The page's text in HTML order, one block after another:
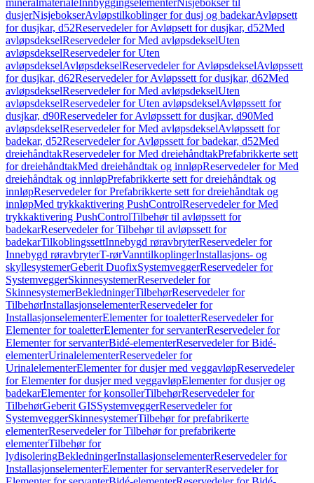
mineralmaterialeInnbyggingselementerNisjebokser til
dusjerNisjebokserAvløpstilkoblinger for dusj og badekarAvløpsett
for dusjkar, d52Reservedeler for Avløpsett for dusjkar, d52Med
avløpsdekselReservedeler for Med avløpsdekselUten
avløpsdekselReservedeler for Uten
avløpsdekselAvløpsdekselReservedeler for AvløpsdekselAvløpssett
for dusjkar, d62Reservedeler for Avløpssett for dusjkar, d62Med
avløpsdekselReservedeler for Med avløpsdekselUten
avløpsdekselReservedeler for Uten avløpsdekselAvløpssett for
dusjkar, d90Reservedeler for Avløpssett for dusjkar, d90Med
avløpsdekselReservedeler for Med avløpsdekselAvløpssett for
badekar, d52Reservedeler for Avløpssett for badekar, d52Med
dreiehåndtakReservedeler for Med dreiehåndtakPrefabrikkerte sett
for dreiehåndtakMed dreiehåndtak og innløpReservedeler for Med
dreiehåndtak og innløpPrefabrikkerte sett for dreiehåndtak og
innløpReservedeler for Prefabrikkerte sett for dreiehåndtak og
innløpMed trykkaktivering PushControlReservedeler for Med
trykkaktivering PushControlTilbehør til avløpssett for
badekarReservedeler for Tilbehør til avløpssett for
badekarTilkoblingssettInnebygd røravbryterReservedeler for
Innebygd røravbryterT-rørVanntilkoplingerInstallasjons- og
skyllesystemerGeberit DuofixSystemveggerReservedeler for
SystemveggerSkinnesystemerReservedeler for
SkinnesystemerBekledningerTilbehørReservedeler for
TilbehørInstallasjonselementerReservedeler for
InstallasjonselementerElementer for toaletterReservedeler for
Elementer for toaletterElementer for servanterReservedeler for
Elementer for servanterBidé-elementerReservedeler for Bidé-
elementerUrinalelementerReservedeler for
UrinalelementerElementer for dusjer med veggavløpReservedeler
for Elementer for dusjer med veggavløpElementer for dusjer og
badekarElementer for konsollerTilbehørReservedeler for
TilbehørGeberit GISSystemveggerReservedeler for
SystemveggerSkinnesystemerTilbehør for prefabrikerte
elementerReservedeler for Tilbehør for prefabrikerte
elementerTilbehør for
lydisoleringBekledningerInstallasjonselementerReservedeler for
InstallasjonselementerElementer for servanterReservedeler for